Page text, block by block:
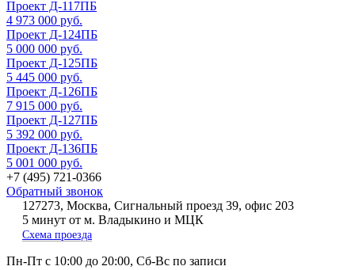
Проект Д-117ПБ
4 973 000 руб.
Проект Д-124ПБ
5 000 000 руб.
Проект Д-125ПБ
5 445 000 руб.
Проект Д-126ПБ
7 915 000 руб.
Проект Д-127ПБ
5 392 000 руб.
Проект Д-136ПБ
5 001 000 руб.
+7 (495) 721-0366
Обратный звонок
127273, Москва, Сигнальный проезд 39, офис 203
5 минут от м. Владыкино и МЦК
Схема проезда
Пн-Пт с 10:00 до 20:00, Сб-Вс по записи